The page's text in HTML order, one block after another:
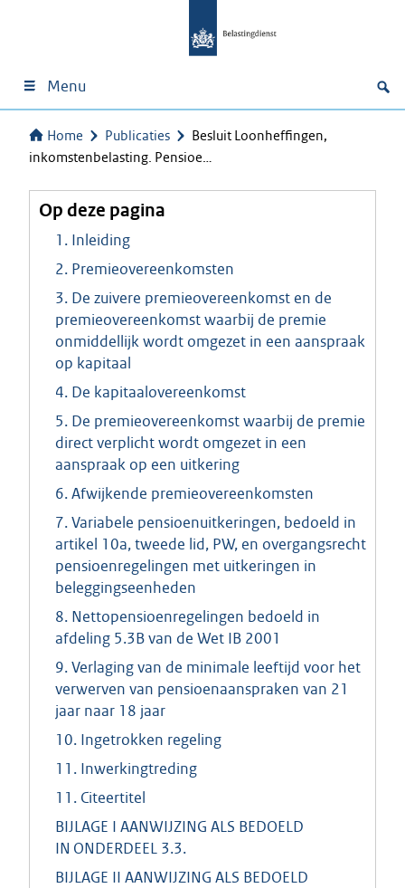
Menu
Home Publicaties
Besluit Loonheffingen,
inkomstenbelasting. Pensioe…
Op deze pagina
1. Inleiding
2. Premieovereenkomsten
3. De zuivere premieovereenkomst en de
premieovereenkomst waarbij de premie
onmiddellijk wordt omgezet in een aanspraak
op kapitaal
4. De kapitaalovereenkomst
5. De premieovereenkomst waarbij de premie
direct verplicht wordt omgezet in een
aanspraak op een uitkering
6. Afwijkende premieovereenkomsten
7. Variabele pensioenuitkeringen, bedoeld in
artikel 10a, tweede lid, PW, en overgangsrecht
pensioenregelingen met uitkeringen in
beleggingseenheden
8. Nettopensioenregelingen bedoeld in
afdeling 5.3B van de Wet IB 2001
9. Verlaging van de minimale leeftijd voor het
verwerven van pensioenaanspraken van 21
jaar naar 18 jaar
10. Ingetrokken regeling
11. Inwerkingtreding
11. Citeertitel
BIJLAGE I AANWIJZING ALS BEDOELD
IN ONDERDEEL 3.3.
BIJLAGE II AANWIJZING ALS BEDOELD